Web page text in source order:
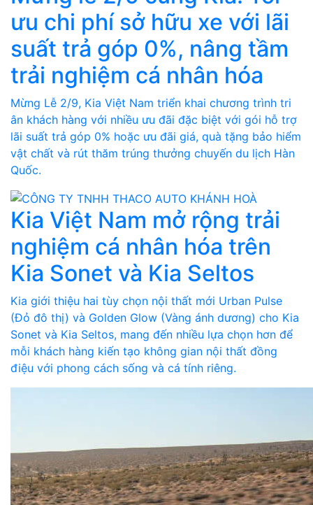
ưu chi phí sở hữu xe với lãi
suất trả góp 0%, nâng tầm
trải nghiệm cá nhân hóa
Mừng Lễ 2/9, Kia Việt Nam triển khai chương trình tri
ân khách hàng với nhiều ưu đãi đặc biệt với gói hỗ trợ
lãi suất trả góp 0% hoặc ưu đãi giá, quà tặng bảo hiểm
vật chất và rút thăm trúng thưởng chuyến du lịch Hàn
Quốc.
Kia Việt Nam mở rộng trải
nghiệm cá nhân hóa trên
Kia Sonet và Kia Seltos
Kia giới thiệu hai tùy chọn nội thất mới Urban Pulse
(Đỏ đô thị) và Golden Glow (Vàng ánh dương) cho Kia
Sonet và Kia Seltos, mang đến nhiều lựa chọn hơn để
mỗi khách hàng kiến tạo không gian nội thất đồng
điệu với phong cách sống và cá tính riêng.